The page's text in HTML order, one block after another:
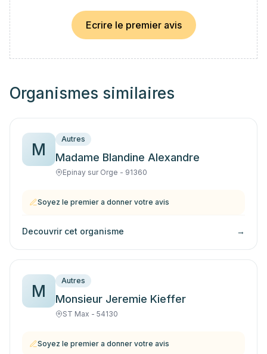
Ecrire le premier avis
Organismes similaires
M
Autres
Madame Blandine Alexandre
Epinay sur Orge - 91360
Soyez le premier a donner votre avis
Decouvrir cet organisme →
M
Autres
Monsieur Jeremie Kieffer
ST Max - 54130
Soyez le premier a donner votre avis